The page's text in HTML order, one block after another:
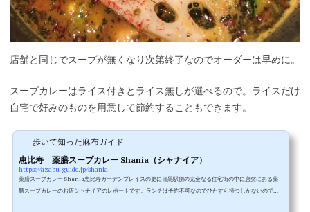
店舗と同じでスープが無くなり次第終了なのでオーダーは早めに。
スープカレーはライス付きとライス無しが選べるので。ライスだけ
自宅で好みのものを用意して節約することもできます。
歩いて知った麻布ガイド
恵比寿 薬膳スープカレー Shania（シャナイア）
https://azabu-guide.jp/shania
薬膳スープカレー Shania恵比寿ガーデンプレイスの更に目黒駅側の完全なる住宅街の中に唐突にある薬
膳スープカレーのお店シャナイアのレポートです。ランチは予約不可なのでひたすら待つしかないのです